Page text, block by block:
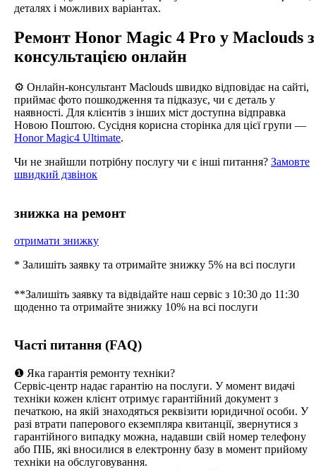
деталях і можливих варіантах.
Ремонт Honor Magic 4 Pro у Maclouds з
консультацією онлайн
⚙️ Онлайн-консультант Maclouds швидко відповідає на сайті,
приймає фото пошкодження та підказує, чи є деталь у
наявності. Для клієнтів з інших міст доступна відправка
Новою Поштою. Сусідня корисна сторінка для цієї групи —
Honor Magic4 Ultimate.
Чи не знайшли потрібну послугу чи є інші питання? Замовте
швидкий дзвінок
знижка на ремонт
отримати знижку
* Залишіть заявку та отримайте знижку 5% на всі послуги
**Залишіть заявку та відвідайте наш сервіс з 10:30 до 11:30
щоденно та отримайте знижку 10% на всі послуги
Часті питання (FAQ)
❶ Яка гарантія ремонту техніки?
Сервіс-центр надає гарантію на послуги. У момент видачі
техніки кожен клієнт отримує гарантійний документ з
печаткою, на якій знаходяться реквізити юридичної особи. У
разі втрати паперового екземпляра квитанції, звернутися з
гарантійного випадку можна, надавши свій номер телефону
або ПІБ, які вносилися в електронну базу в момент прийому
техніки на обслуговування.